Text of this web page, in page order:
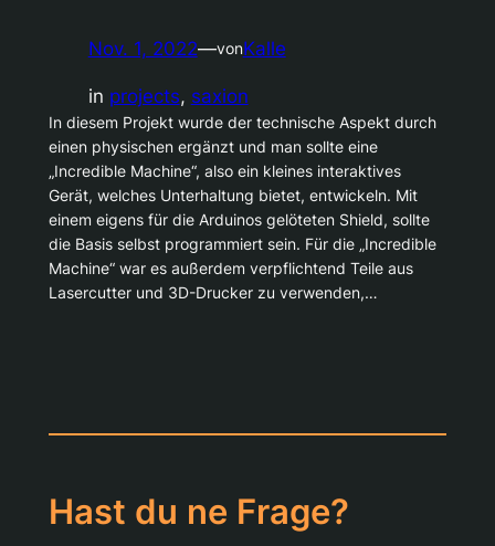
Nov. 1, 2022—vonKalle
in projects, saxion
In diesem Projekt wurde der technische Aspekt durch
einen physischen ergänzt und man sollte eine
„Incredible Machine“, also ein kleines interaktives
Gerät, welches Unterhaltung bietet, entwickeln. Mit
einem eigens für die Arduinos gelöteten Shield, sollte
die Basis selbst programmiert sein. Für die „Incredible
Machine“ war es außerdem verpflichtend Teile aus
Lasercutter und 3D-Drucker zu verwenden,…
Hast du ne Frage?